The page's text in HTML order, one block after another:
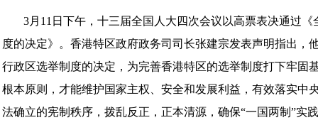
3月11日下午，十三届全国人大四次会议以高票表决通过
度的决定》。香港特区政府政务司司长张建宗发表声明指出，
行政区选举制度的决定，为完善香港特区的选举制度打下牢固
根本原则，才能维护国家主权、安全和发展利益，有效落实中
法确立的宪制秩序，拨乱反正，正本清源，确保“一国两制”实